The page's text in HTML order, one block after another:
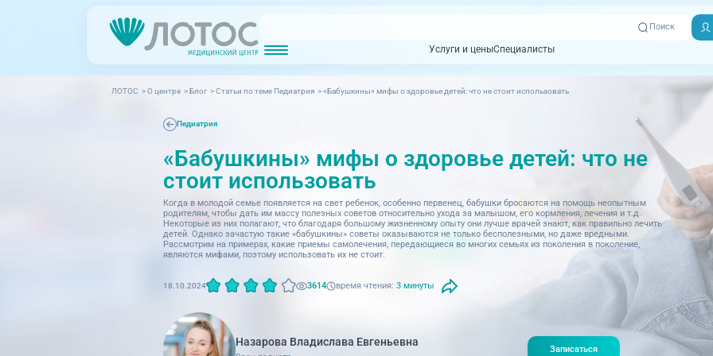
Поиск
Услуги и ценыСпециалисты
+7 (351)
00-03
+7 (351)
03-03
+7 (7142)
ЛОТОС >О центре > Блог >Cтатьи по теме Педиатрия >«Бабушкины» мифы о здоровье детей: что не стоит использовать
Педиатрия
«Бабушкины» мифы о здоровье детей: что не
стоит использовать
Когда в молодой семье появляется на свет ребенок, особенно первенец, бабушки бросаются на помощь неопытным
родителям, чтобы дать им массу полезных советов относительно ухода за малышом, его кормления, лечения и т.д.
Некоторые из них полагают, что благодаря большому жизненному опыту они лучше врачей знают, как правильно лечить
детей. Однако зачастую такие «бабушкины» советы оказываются не только бесполезными, но даже вредными.
Рассмотрим на примерах, какие приемы самолечения, передающиеся во многих семьях из поколения в поколение,
являются мифами, поэтому использовать их не стоит.
18.10.2024 3614 время чтения: 3 минуты
Назарова Владислава Евгеньевна
Записаться
НовостиБлог врачей Отзывы
Адреса клиник
Взрослая поликлиника
23 направления
Акушерство и гинекология
Аллергология и иммунология
Дерматовенерология
Интегративная медицина
Инфекционный кабинет
Кардиология
Нефрология
Оториноларингология
Проктология
Психиатрия и психотерапия
Пульмонология